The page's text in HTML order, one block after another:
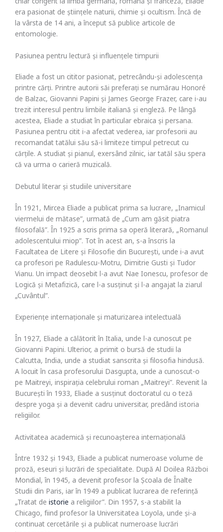
chiar corigent la limba germană, română și franceză, Eliade
era pasionat de științele naturii, chimie și ocultism. Încă de
la vârsta de 14 ani, a început să publice articole de
entomologie.
Pasiunea pentru lectură și influențele timpurii
Eliade a fost un cititor pasionat, petrecându-și adolescența
printre cărți. Printre autorii săi preferați se numărau Honoré
de Balzac, Giovanni Papini și James George Frazer, care i-au
trezit interesul pentru limbile italiană și engleză. Pe lângă
acestea, Eliade a studiat în particular ebraica și persana.
Pasiunea pentru citit i-a afectat vederea, iar profesorii au
recomandat tatălui său să-i limiteze timpul petrecut cu
cărțile. A studiat și pianul, exersând zilnic, iar tatăl său spera
că va urma o carieră muzicală.
Debutul literar și studiile universitare
În 1921, Mircea Eliade a publicat prima sa lucrare, „Inamicul
viermelui de mătase”, urmată de „Cum am găsit piatra
filosofală”. În 1925 a scris prima sa operă literară, „Romanul
adolescentului miop”. Tot în acest an, s-a înscris la
Facultatea de Litere și Filosofie din București, unde i-a avut
ca profesori pe Radulescu-Motru, Dimitrie Gusti și Tudor
Vianu. Un impact deosebit l-a avut Nae Ionescu, profesor de
Logică și Metafizică, care l-a susținut și l-a angajat la ziarul
„Cuvântul”.
Experiențe internaționale și maturizarea intelectuală
În 1927, Eliade a călătorit în Italia, unde l-a cunoscut pe
Giovanni Papini. Ulterior, a primit o bursă de studii la
Calcutta, India, unde a studiat sanscrita și filosofia hindusă.
A locuit în casa profesorului Dasgupta, unde a cunoscut-o
pe Maitreyi, inspirația celebrului roman „Maitreyi”. Revenit la
București în 1933, Eliade a susținut doctoratul cu o teză
despre yoga și a devenit cadru universitar, predând istoria
religiilor.
Activitatea academică și recunoașterea internațională
Între 1932 și 1943, Eliade a publicat numeroase volume de
proză, eseuri și lucrări de specialitate. După Al Doilea Război
Mondial, în 1945, a devenit profesor la Școala de Înalte
Studii din Paris, iar în 1949 a publicat lucrarea de referință
„Tratat de istorie a religiilor”. Din 1957, s-a stabilit la
Chicago, fiind profesor la Universitatea Loyola, unde și-a
continuat cercetările și a publicat numeroase lucrări